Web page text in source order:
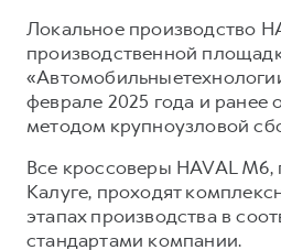
F7
POER
от 3 449 000 ₽
КОРПОРАТИВНЫМ
Для малого бизнеса
Крупным корпоративным
Система управления
GWM Безопасность
Гарантия HAVAL
Мобильное приложение
Руководства по
Подписки
Локальное производство
производственной
феврале 2025 года и ранее
методом крупноузловой
Все кроссоверы HAVAL
Калуге, проходят
этапах производства в
стандартами компании.